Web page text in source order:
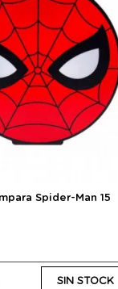
Spider-Man 15
SIN STOCK